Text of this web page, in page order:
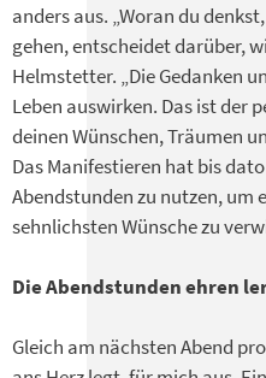
anders aus. „Woran du
gehen, entscheidet darüber,
Helmstetter. „Die Gedanken
Leben auswirken. Das ist der
deinen Wünschen, Träumen
Das Manifestieren hat bis
Abendstunden zu nutzen, um
sehnlichsten Wünsche zu
Die Abendstunden ehren
Gleich am nächsten Abend